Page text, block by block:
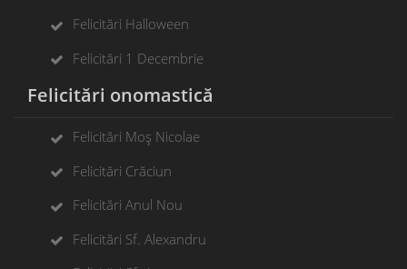
Felicitări Halloween
Felicitări 1 Decembrie
Felicitări onomastică
Felicitări Moș Nicolae
Felicitări Crăciun
Felicitări Anul Nou
Felicitări Sf. Alexandru